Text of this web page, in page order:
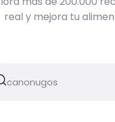
real y mejora tu